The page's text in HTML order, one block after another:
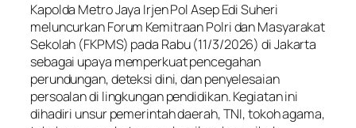
Kapolda Metro Jaya Irjen Pol Asep Edi Suheri
meluncurkan Forum Kemitraan Polri dan Masyarakat
Sekolah (FKPMS) pada Rabu (11/3/2026) di Jakarta
sebagai upaya memperkuat pencegahan
perundungan, deteksi dini, dan penyelesaian
persoalan di lingkungan pendidikan. Kegiatan ini
dihadiri unsur pemerintah daerah, TNI, tokoh agama,